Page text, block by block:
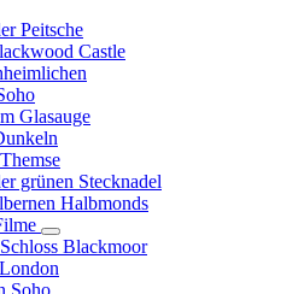
Peitsche
Castle
Glasauge
grünen Stecknadel
Halbmonds
Unternavigation
von
Bryan-
Blackmoor
Soho